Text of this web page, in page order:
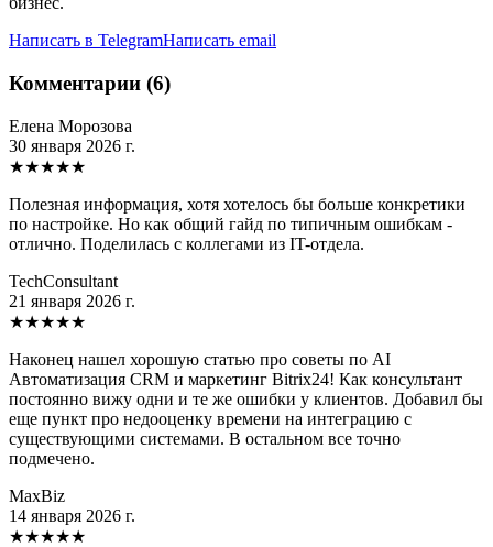
Написать в TelegramНаписать email
Комментарии (6)
Елена Морозова
30 января 2026 г.
★★★★★
Полезная информация, хотя хотелось бы больше конкретики
по настройке. Но как общий гайд по типичным ошибкам -
отлично. Поделилась с коллегами из IT-отдела.
TechConsultant
21 января 2026 г.
★★★★★
Наконец нашел хорошую статью про советы по AI
Автоматизация CRM и маркетинг Bitrix24! Как консультант
постоянно вижу одни и те же ошибки у клиентов. Добавил бы
еще пункт про недооценку времени на интеграцию с
существующими системами. В остальном все точно
подмечено.
MaxBiz
14 января 2026 г.
★★★★★